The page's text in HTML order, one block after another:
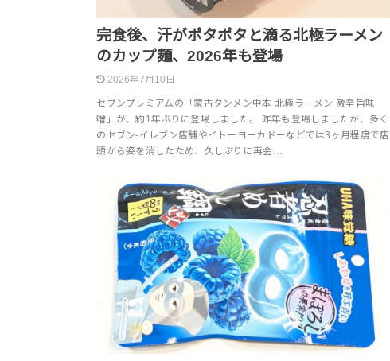
完食後、汗がポタポタと滴る北極ラーメン
のカップ麺、2026年も登場
2026年7月10日
セブンプレミアムの「蒙古タンメン中本 北極ラーメン 激辛旨味
噌」が、約1年ぶりに登場しました。 昨年も登場しましたが、多く
のセブン-イレブン店舗やイトーヨーカドーなどでは3ヶ月程度で店
頭から姿を消したため、久しぶりに再会…